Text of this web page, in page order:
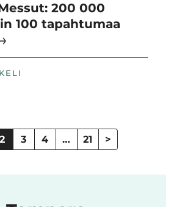
200 000
100 tapahtumaa
2 3 4 … 21 >